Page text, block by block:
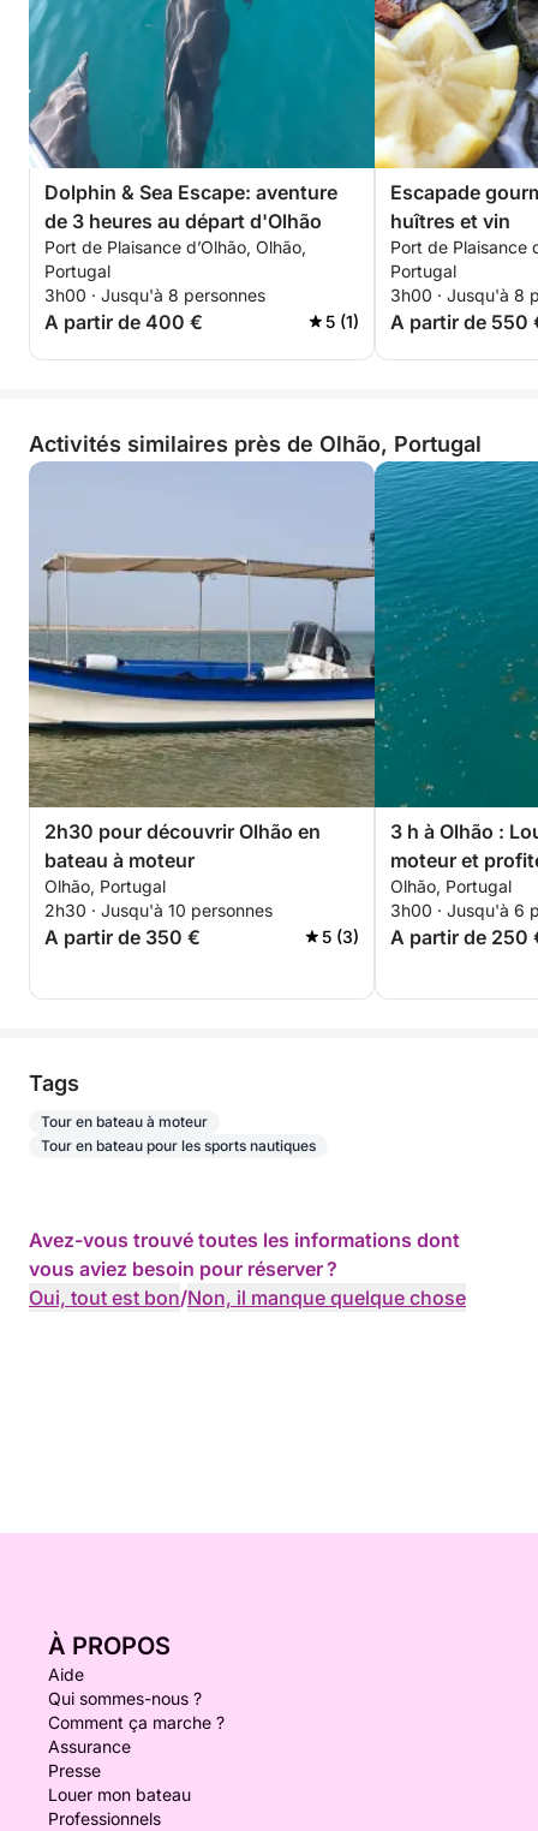
Dolphin & Sea Escape: aventure
de 3 heures au départ d'Olhão
Port de Plaisance d’Olhão, Olhão,
Portugal
3h00 · Jusqu'à 8 personnes
A partir de 400 € 5 (1)
Escapade
huîtres et vin
Port de Plaisance
Portugal
3h00 · Jusqu'à 8
A partir de 550
Activités similaires près de Olhão, Portugal
2h30 pour découvrir Olhão en
bateau à moteur
Olhão, Portugal
2h30 · Jusqu'à 10 personnes
A partir de 350 € 5 (3)
3 h à Olhão :
moteur et
Olhão, Portugal
3h00 · Jusqu'à 6
A partir de 250
Tags
Tour en bateau à moteur
Tour en bateau pour les sports nautiques
Avez-vous trouvé toutes les informations dont
vous aviez besoin pour réserver ?
Oui, tout est bon/Non, il manque quelque chose
À PROPOS
Aide
Qui sommes-nous ?
Comment ça marche ?
Assurance
Presse
Louer mon bateau
Professionnels